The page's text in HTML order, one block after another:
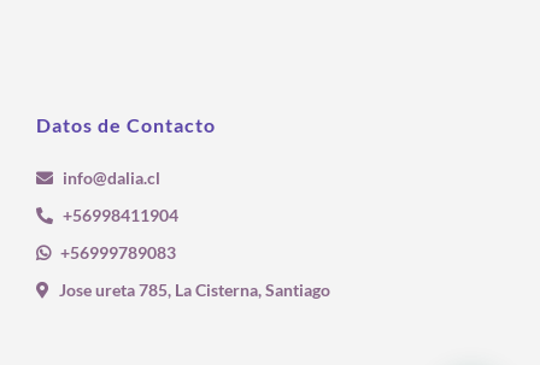
Datos de Contacto
info@dalia.cl
+56998411904
+56999789083
Jose ureta 785, La Cisterna, Santiago